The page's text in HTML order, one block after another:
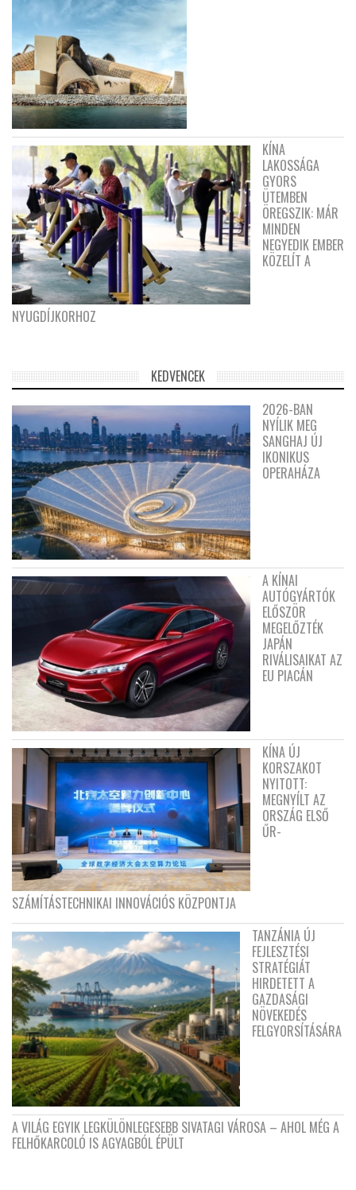
KÍNA
LAKOSSÁGA
GYORS
ÜTEMBEN
ÖREGSZIK: MÁR
MINDEN
NEGYEDIK EMBER
KÖZELÍT A
NYUGDÍJKORHOZ
KEDVENCEK
2026-BAN
NYÍLIK MEG
SANGHAJ ÚJ
IKONIKUS
OPERAHÁZA
A KÍNAI
AUTÓGYÁRTÓK
ELŐSZÖR
MEGELŐZTÉK
JAPÁN
RIVÁLISAIKAT AZ
EU PIACÁN
KÍNA ÚJ
KORSZAKOT
NYITOTT:
MEGNYÍLT AZ
ORSZÁG ELSŐ
ŰR-
SZÁMÍTÁSTECHNIKAI INNOVÁCIÓS KÖZPONTJA
TANZÁNIA ÚJ
FEJLESZTÉSI
STRATÉGIÁT
HIRDETETT A
GAZDASÁGI
NÖVEKEDÉS
FELGYORSÍTÁSÁRA
A VILÁG EGYIK LEGKÜLÖNLEGESEBB SIVATAGI VÁROSA – AHOL MÉG A
FELHŐKARCOLÓ IS AGYAGBÓL ÉPÜLT